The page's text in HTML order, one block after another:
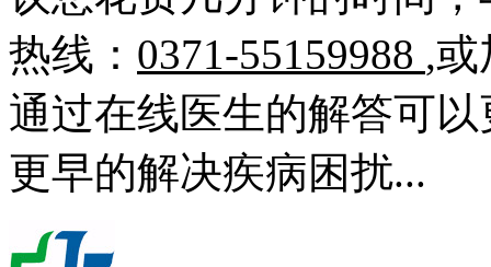
热线： 0371-55159988 ,或
通过在线医生的解答可
更早的解决疾病困扰...